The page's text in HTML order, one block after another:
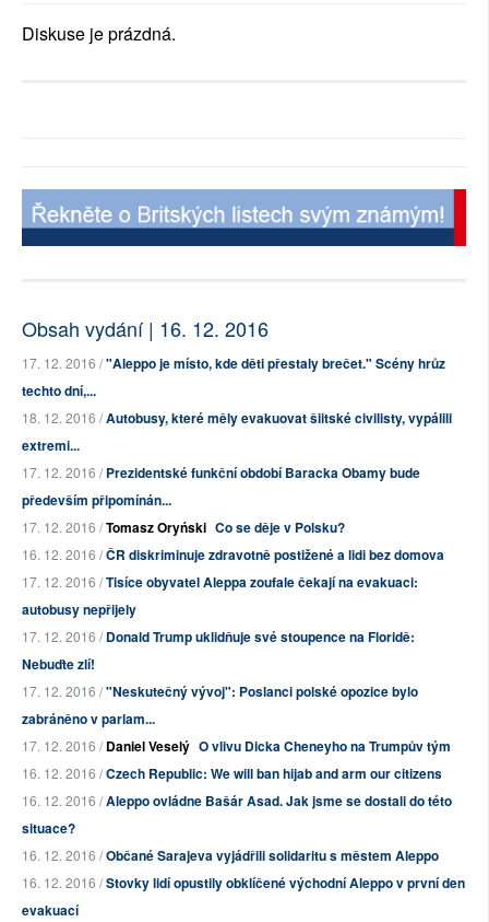
Diskuse je prázdná.
Obsah vydání | 16. 12. 2016
17. 12. 2016 /"Aleppo je místo, kde děti přestaly brečet." Scény hrůz
techto dní,...
18. 12. 2016 /Autobusy, které měly evakuovat šiitské civilisty, vypálili
extremi...
17. 12. 2016 /Prezidentské funkční období Baracka Obamy bude
především připomínán...
17. 12. 2016 /Tomasz Oryński Co se děje v Polsku?
16. 12. 2016 /ČR diskriminuje zdravotně postižené a lidi bez domova
17. 12. 2016 /Tisíce obyvatel Aleppa zoufale čekají na evakuaci:
autobusy nepřijely
17. 12. 2016 /Donald Trump uklidňuje své stoupence na Floridě:
Nebuďte zlí!
17. 12. 2016 /"Neskutečný vývoj": Poslanci polské opozice bylo
zabráněno v parlam...
17. 12. 2016 /Daniel Veselý O vlivu Dicka Cheneyho na Trumpův tým
16. 12. 2016 /Czech Republic: We will ban hijab and arm our citizens
16. 12. 2016 /Aleppo ovládne Bašár Asad. Jak jsme se dostali do této
situace?
16. 12. 2016 /Občané Sarajeva vyjádřili solidaritu s městem Aleppo
16. 12. 2016 /Stovky lidí opustily obklíčené východní Aleppo v první den
evakuací